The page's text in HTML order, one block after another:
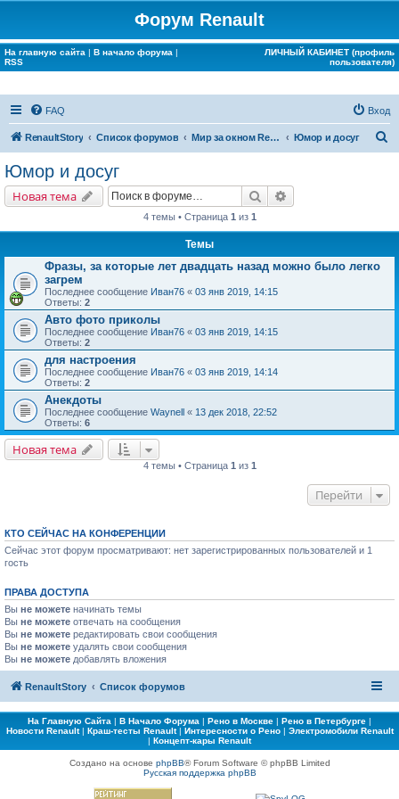
Форум Renault
На главную сайта | В начало форума |
RSS
ЛИЧНЫЙ КАБИНЕТ (профиль
пользователя)
FAQ Вход
RenaultStory Список форумов Мир за окном Renault Юмор и досуг
Юмор и досуг
Новая тема Поиск
4 темы • Страница 1 из 1
Темы
Фразы, за которые лет двадцать назад можно было легко
загрем
Последнее сообщение Иван76 « 03 янв 2019, 14:15
Ответы: 2
Авто фото приколы
Последнее сообщение Иван76 « 03 янв 2019, 14:15
Ответы: 2
для настроения
Последнее сообщение Иван76 « 03 янв 2019, 14:14
Ответы: 2
Анекдоты
Последнее сообщение Waynell « 13 дек 2018, 22:52
Ответы: 6
Новая тема
4 темы • Страница 1 из 1
Перейти
КТО СЕЙЧАС НА КОНФЕРЕНЦИИ
Сейчас этот форум просматривают: нет зарегистрированных пользователей и 1
гость
ПРАВА ДОСТУПА
Вы не можете начинать темы
Вы не можете отвечать на сообщения
Вы не можете редактировать свои сообщения
Вы не можете удалять свои сообщения
Вы не можете добавлять вложения
RenaultStory Список форумов
На Главную Сайта | В Начало Форума | Рено в Москве | Рено в Петербурге |
Новости Renault| Краш-тесты Renault| Интересности о Рено| Электромобили Renault
| Концепт-кары Renault
Создано на основе phpBB® Forum Software © phpBB Limited
Русская поддержка phpBB